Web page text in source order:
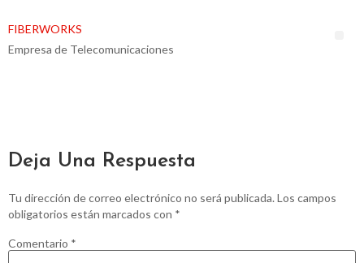
FIBERWORKS
Empresa de Telecomunicaciones
Deja Una Respuesta
Tu dirección de correo electrónico no será publicada. Los campos
obligatorios están marcados con *
Comentario *